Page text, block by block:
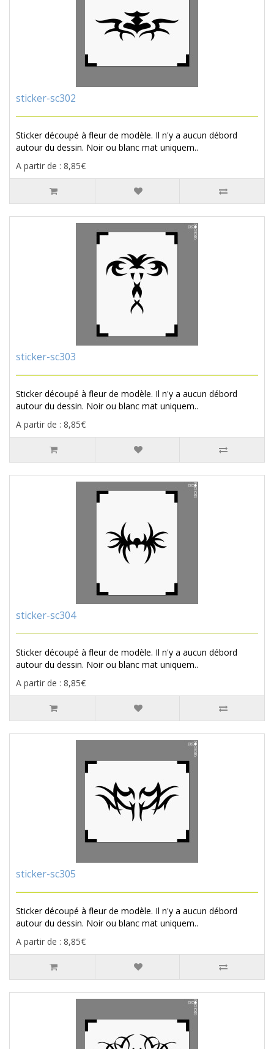
sticker-sc302
Sticker découpé à fleur de modèle. Il n'y a aucun débord
autour du dessin. Noir ou blanc mat uniquem..
A partir de : 8,85€
sticker-sc303
Sticker découpé à fleur de modèle. Il n'y a aucun débord
autour du dessin. Noir ou blanc mat uniquem..
A partir de : 8,85€
sticker-sc304
Sticker découpé à fleur de modèle. Il n'y a aucun débord
autour du dessin. Noir ou blanc mat uniquem..
A partir de : 8,85€
sticker-sc305
Sticker découpé à fleur de modèle. Il n'y a aucun débord
autour du dessin. Noir ou blanc mat uniquem..
A partir de : 8,85€